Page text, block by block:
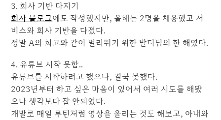
3. 회사 기반 다지기
회사 블로그에도 작성했지만, 올해는 2명을 채용했고 서
비스와 회사 기반을 다졌다.
정말 A의 회고와 같이 멀리뛰기 위한 발디딤의 한 해였다.
4. 유튜브 시작 못함..
유튜브를 시작하려고 했으나, 결국 못했다.
2023년부터 하고 싶은 마음이 있어서 여러 시도를 해봤
으나 생각보다 잘 안되었다.
개발로 매일 루틴처럼 영상을 올리는 것도 해보고, 아내와